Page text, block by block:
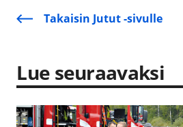
Takaisin Jutut -sivulle
Lue seuraavaksi